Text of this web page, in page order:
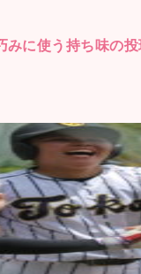
に使う持ち味の